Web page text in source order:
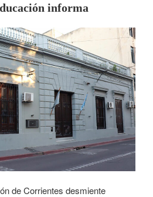
informa
de Corrientes desmiente